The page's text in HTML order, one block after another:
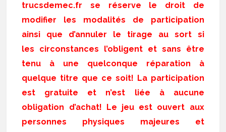
trucsdemec.fr se réserve le droit de
modifier les modalités de participation
ainsi que d’annuler le tirage au sort si
les circonstances l’obligent et sans être
tenu à une quelconque réparation à
quelque titre que ce soit! La participation
est gratuite et n’est liée à aucune
obligation d’achat! Le jeu est ouvert aux
personnes physiques majeures et